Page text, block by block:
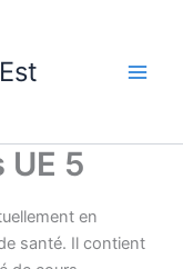
5
en
santé. Il contient